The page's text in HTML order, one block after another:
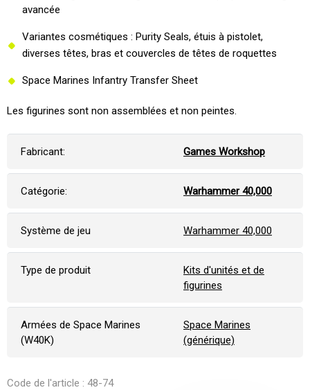
avancée
Variantes cosmétiques : Purity Seals, étuis à pistolet,
diverses têtes, bras et couvercles de têtes de roquettes
Space Marines Infantry Transfer Sheet
Les figurines sont non assemblées et non peintes.
Fabricant: Games Workshop
Catégorie: Warhammer 40,000
Système de jeu Warhammer 40,000
Type de produit
Kits d'unités et de
figurines
Armées de Space Marines
(W40K)
Space Marines
(générique)
Code de l'article : 48-74